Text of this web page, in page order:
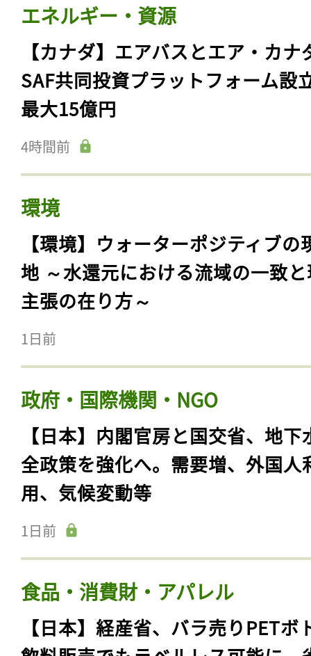
エネルギー・資源
【カナダ】エアバスとエア・カナ
SAF共同投資プラットフォーム設
最大15億円
4時間前
環境
【環境】ウォーターポジティブの
地 ～水還元における流域の一致
主張の在り方～
1日前
政府・国際機関・NGO
【日本】内閣官房と国交省、地下
全政策を強化へ。需要増、外国人
用、気候変動等
1日前
食品・消費財・アパレル
【日本】経産省、バラ売りPETボ